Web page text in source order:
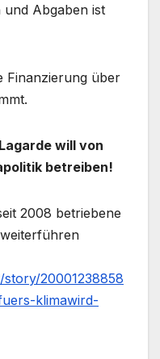
Abgaben ist
Finanzierung über
will von
betreiben!
2008 betriebene
20001238858
klimawird-